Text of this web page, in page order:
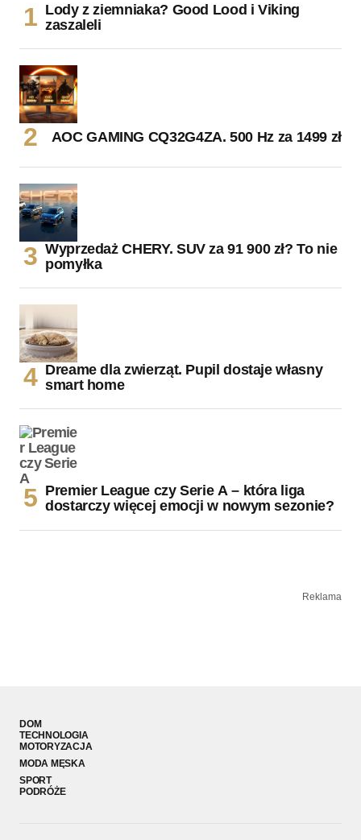
Lody z ziemniaka? Good Lood i Viking
zaszaleli
AOC GAMING CQ32G4ZA. 500 Hz za 1499 zł
Wyprzedaż CHERY. SUV za 91 900 zł? To nie
pomyłka
Dreame dla zwierząt. Pupil dostaje własny
smart home
Premier League czy Serie A – która liga
dostarczy więcej emocji w nowym sezonie?
Reklama
DOM
TECHNOLOGIA
MOTORYZACJA
MODA MĘSKA
SPORT
PODRÓŻE